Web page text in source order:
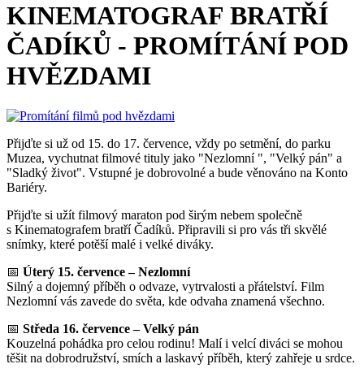
KINEMATOGRAF BRATŘÍ
ČADÍKŮ - PROMÍTÁNÍ POD
HVĚZDAMI
Přijďte si už od 15. do 17. července, vždy po setmění, do parku
Muzea, vychutnat filmové tituly jako "Nezlomní ", "Velký pán" a
"Sladký život". Vstupné je dobrovolné a bude věnováno na Konto
Bariéry.
Přijďte si užít filmový maraton pod širým nebem společně
s Kinematografem bratří Čadíků. Připravili si pro vás tři skvělé
snímky, které potěší malé i velké diváky.
📅 Úterý 15. července – Nezlomní
Silný a dojemný příběh o odvaze, vytrvalosti a přátelství. Film
Nezlomní vás zavede do světa, kde odvaha znamená všechno.
📅 Středa 16. července – Velký pán
Kouzelná pohádka pro celou rodinu! Malí i velcí diváci se mohou
těšit na dobrodružství, smích a laskavý příběh, který zahřeje u srdce.